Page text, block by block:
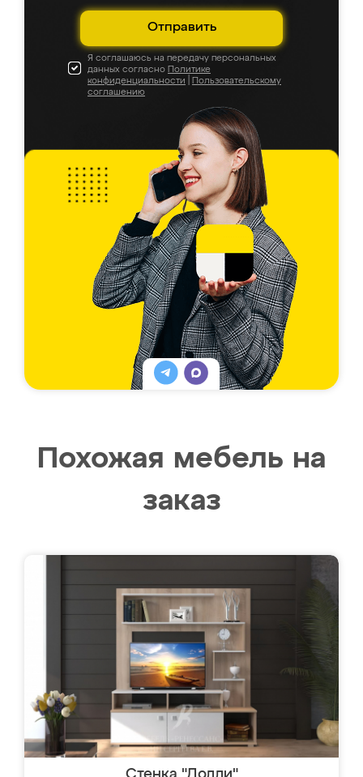
Отправить
Я соглашаюсь на передачу персональных
данных согласно Политике
конфиденциальности
Пользовательскому
соглашению
Похожая мебель на
заказ